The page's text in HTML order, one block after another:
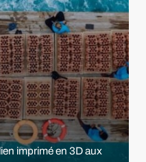
imprimé en 3D aux